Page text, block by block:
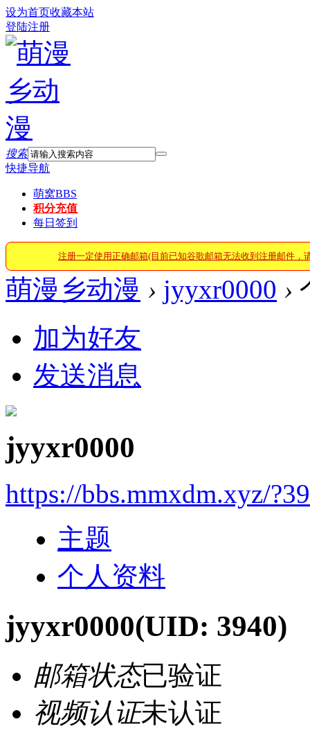
设为首页收藏本站
登陆注册
搜索
快捷导航
萌窝BBS
积分充值
每日签到
注册一定使用正确邮箱(目前已知谷歌邮箱无法收到注册邮件，
萌漫乡动漫 › jyyxr0000 ›
加为好友
发送消息
jyyxr0000
https://bbs.mmxdm.xyz/
主题
个人资料
jyyxr0000(UID: 3940)
邮箱状态已验证
视频认证未认证